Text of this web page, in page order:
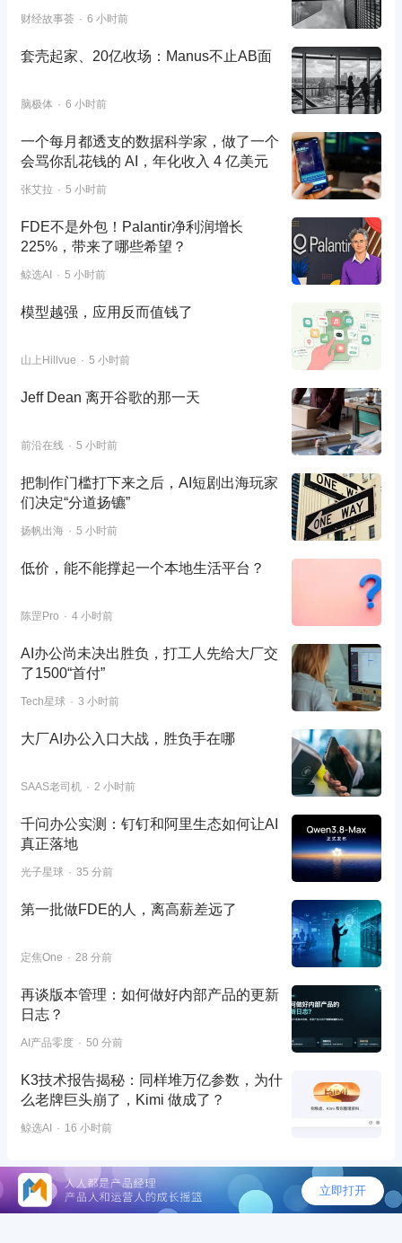
财经故事荟 6 小时前
套壳起家、20亿收场：Manus不止AB面
脑极体 6 小时前
一个每月都透支的数据科学家，做了一个
会骂你乱花钱的 AI，年化收入 4 亿美元
张艾拉 5 小时前
FDE不是外包！Palantir净利润增长
225%，带来了哪些希望？
鲸选AI 5 小时前
模型越强，应用反而值钱了
山上Hillvue 5 小时前
Jeff Dean 离开谷歌的那一天
前沿在线 5 小时前
把制作门槛打下来之后，AI短剧出海玩家
们决定“分道扬镳”
扬帆出海 5 小时前
低价，能不能撑起一个本地生活平台？
陈罡Pro 4 小时前
AI办公尚未决出胜负，打工人先给大厂交
了1500“首付”
Tech星球 3 小时前
大厂AI办公入口大战，胜负手在哪
SAAS老司机 2 小时前
千问办公实测：钉钉和阿里生态如何让AI
真正落地
光子星球 35 分前
第一批做FDE的人，离高薪差远了
定焦One 28 分前
再谈版本管理：如何做好内部产品的更新
日志？
AI产品零度 50 分前
K3技术报告揭秘：同样堆万亿参数，为什
么老牌巨头崩了，Kimi 做成了？
鲸选AI 16 小时前
©2026 - 人人都是产品经理